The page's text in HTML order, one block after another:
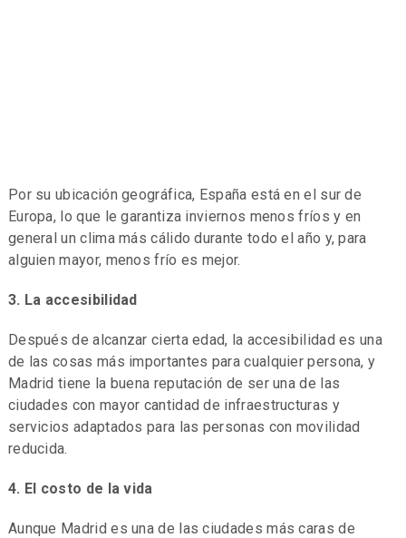
Por su ubicación geográfica, España está en el sur de
Europa, lo que le garantiza inviernos menos fríos y en
general un clima más cálido durante todo el año y, para
alguien mayor, menos frío es mejor.
3. La accesibilidad
Después de alcanzar cierta edad, la accesibilidad es una
de las cosas más importantes para cualquier persona, y
Madrid tiene la buena reputación de ser una de las
ciudades con mayor cantidad de infraestructuras y
servicios adaptados para las personas con movilidad
reducida.
4. El costo de la vida
Aunque Madrid es una de las ciudades más caras de